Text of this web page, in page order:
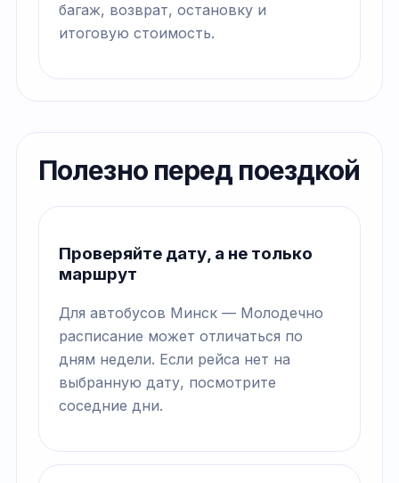
багаж, возврат, остановку и
итоговую стоимость.
Полезно перед поездкой
Проверяйте дату, а не только
маршрут
Для автобусов Минск — Молодечно
расписание может отличаться по
дням недели. Если рейса нет на
выбранную дату, посмотрите
соседние дни.